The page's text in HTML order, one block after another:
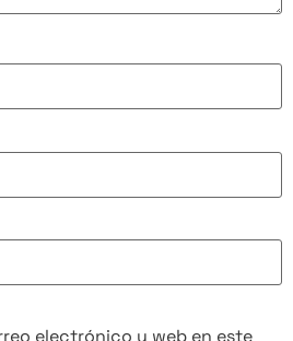
electrónico y web en este